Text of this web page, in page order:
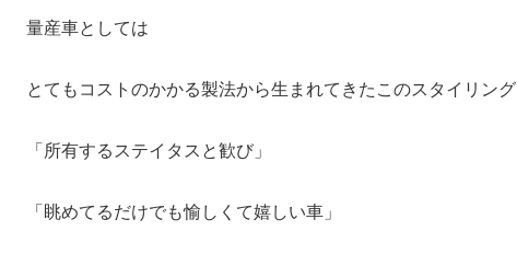
量産車としては
とてもコストのかかる製法から生まれてきたこのスタイリング
「所有するステイタスと歓び」
「眺めてるだけでも愉しくて嬉しい車」